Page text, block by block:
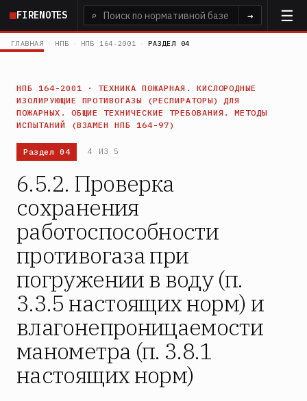
Перейти
основному
FIRENOTES ⌕ →
ГЛАВНАЯ › НПБ › НПБ 164-2001 › РАЗДЕЛ 04
НПБ 164-2001 · ТЕХНИКА ПОЖАРНАЯ. КИСЛОРОДНЫЕ
ИЗОЛИРУЮЩИЕ ПРОТИВОГАЗЫ (РЕСПИРАТОРЫ) ДЛЯ
ПОЖАРНЫХ. ОБЩИЕ ТЕХНИЧЕСКИЕ ТРЕБОВАНИЯ. МЕТОДЫ
ИСПЫТАНИЙ (ВЗАМЕН НПБ 164-97)
Раздел 04 4 ИЗ 5
6.5.2. Проверка
сохранения
работоспособности
противогаза при
погружении в воду (п.
3.3.5 настоящих норм) и
влагонепроницаемости
манометра (п. 3.8.1
настоящих норм)